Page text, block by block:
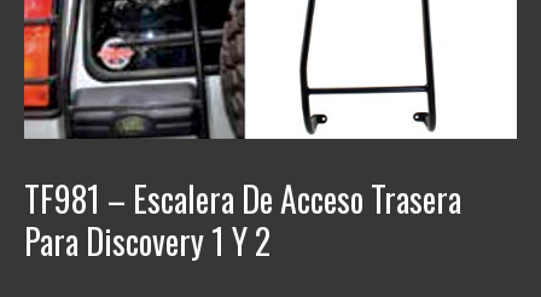
TF981 – Escalera De Acceso Trasera
Para Discovery 1 Y 2